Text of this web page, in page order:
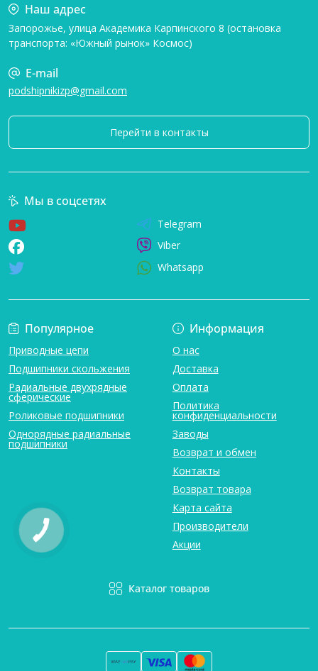
Наш адрес
Запорожье, улица Академика Карпинского 8 (остановка
транспорта: «Южный рынок» Космос)
E-mail
podshipnikizp@gmail.com
Перейти в контакты
Популярное
Приводные цепи
Подшипники скольжения
Радиальные двухрядные
сферические
Роликовые подшипники
Однорядные радиальные
подшипники
Информация
О нас
Доставка
Оплата
Политика
конфиденциальности
Заводы
Возврат и обмен
Контакты
Возврат товара
Карта сайта
Производители
Акции
Каталог товаров
Мы в соцсетях
Telegram
Viber
Whatsapp